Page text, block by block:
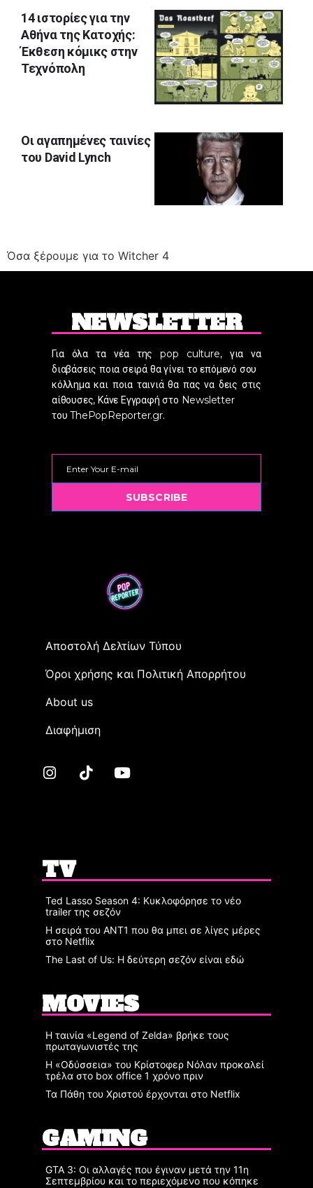
14 ιστορίες για την
Αθήνα της Κατοχής:
Έκθεση κόμικς στην
Τεχνόπολη
Οι αγαπημένες ταινίες
του David Lynch
Όσα ξέρουμε για το Witcher 4
NEWSLETTER
Για όλα τα νέα της pop culture, για να
διαβάσεις ποια σειρά θα γίνει το επόμενό σου
κόλλημα και ποια ταινιά θα πας να δεις στις
αίθουσες, Κάνε Εγγραφή στο Newsletter
του ThePopReporter.gr.
SUBSCRIBE
Αποστολή Δελτίων Τύπου
Όροι χρήσης και Πολιτική Απορρήτου
Αbout us
Διαφήμιση
TV
Ted Lasso Season 4: Κυκλοφόρησε το νέο
trailer της σεζόν
Η σειρά του ΑΝΤ1 που θα μπει σε λίγες μέρες
στο Netflix
The Last of Us: Η δεύτερη σεζόν είναι εδώ
MOVIES
Η ταινία «Legend of Zelda» βρήκε τους
πρωταγωνιστές της
Η «Οδύσσεια» του Κρίστοφερ Νόλαν προκαλεί
τρέλα στο box office 1 χρόνο πριν
Τα Πάθη του Χριστού έρχονται στο Netflix
GAMING
GTA 3: Οι αλλαγές που έγιναν μετά την 11η
Σεπτεμβρίου και το περιεχόμενο που κόπηκε